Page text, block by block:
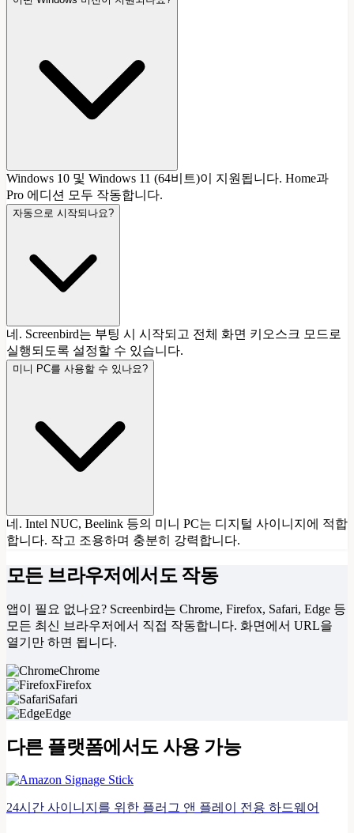
Windows 10 및 Windows 11 (64비트)이 지원됩니다. Home과
Pro 에디션 모두 작동합니다.
자동으로 시작되나요?
네. Screenbird는 부팅 시 시작되고 전체 화면 키오스크 모드로
실행되도록 설정할 수 있습니다.
미니 PC를 사용할 수 있나요?
네. Intel NUC, Beelink 등의 미니 PC는 디지털 사이니지에 적합
합니다. 작고 조용하며 충분히 강력합니다.
모든 브라우저에서도 작동
앱이 필요 없나요? Screenbird는 Chrome, Firefox, Safari, Edge 등
모든 최신 브라우저에서 직접 작동합니다. 화면에서 URL을
열기만 하면 됩니다.
Chrome
Firefox
Safari
Edge
다른 플랫폼에서도 사용 가능
24시간 사이니지를 위한 플러그 앤 플레이 전용 하드웨어